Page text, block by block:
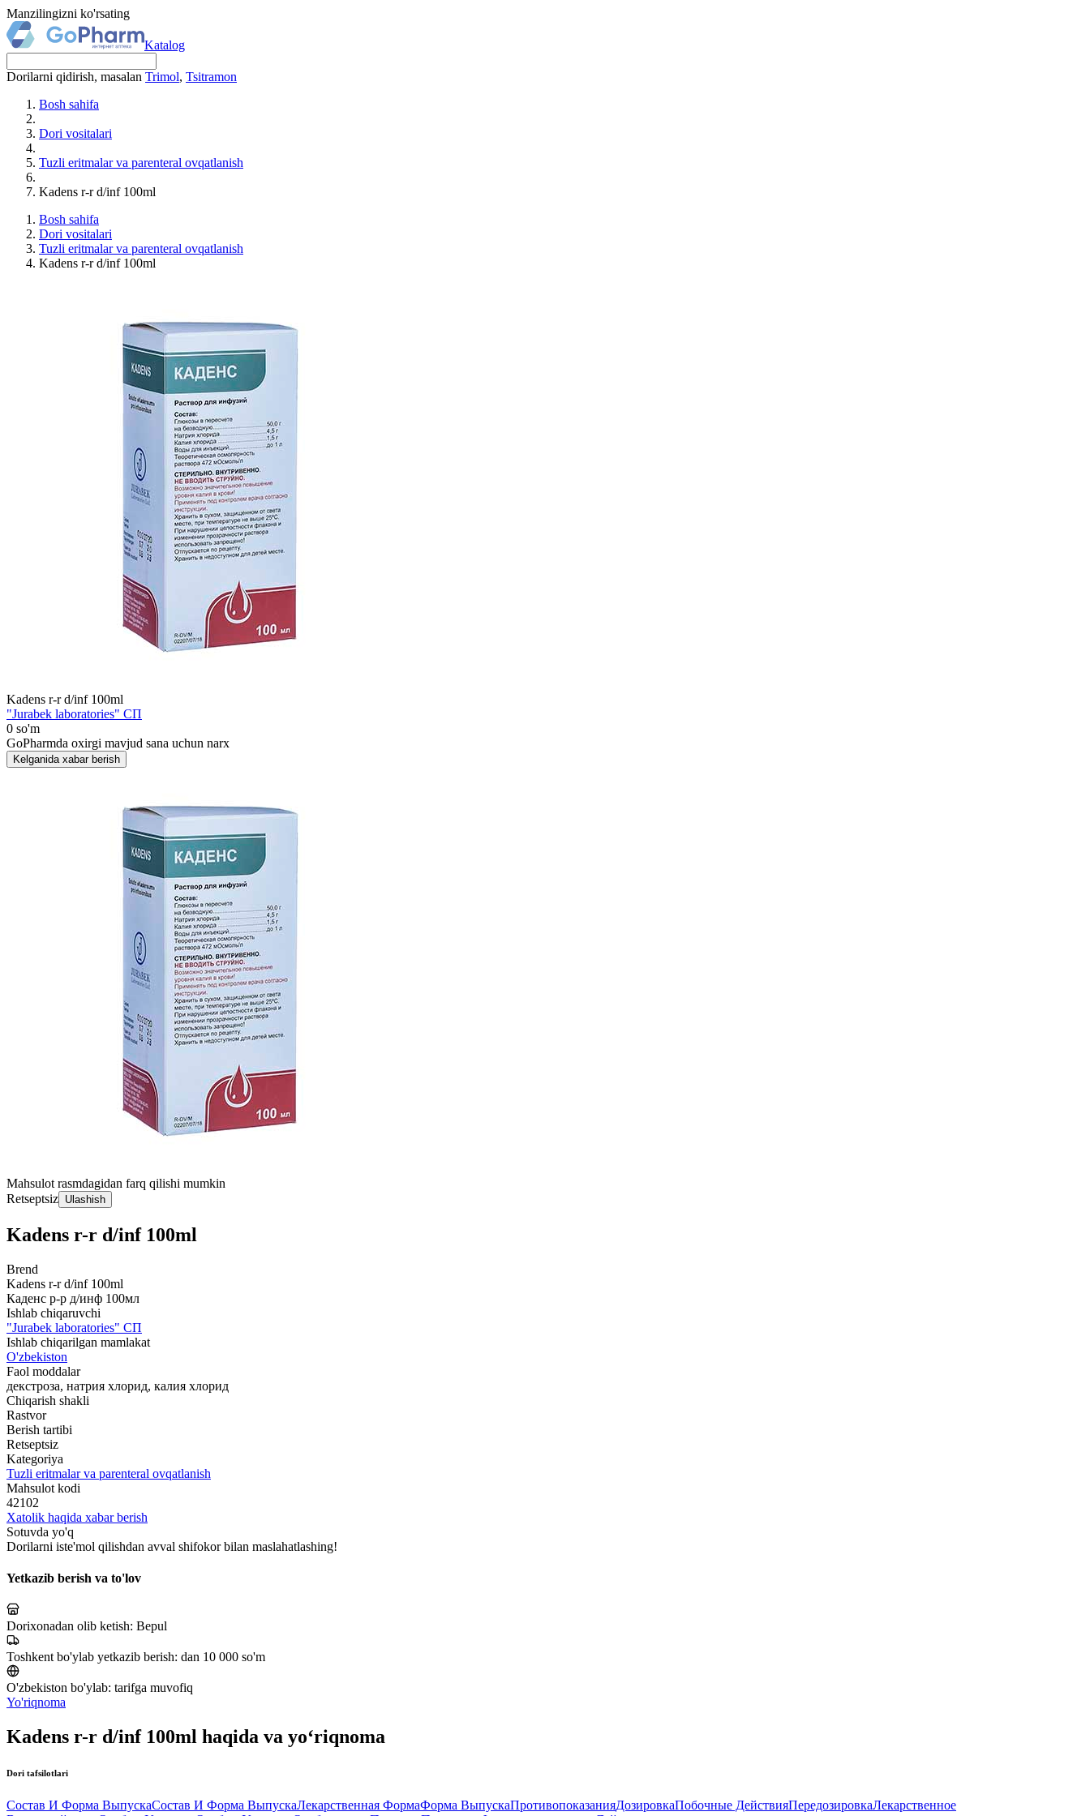
Manzilingizni ko'rsating
Katalog
Dorilarni qidirish, masalan Trimol, Tsitramon
Bosh sahifa
Dori vositalari
Tuzli eritmalar va parenteral ovqatlanish
Kadens r-r d/inf 100ml
Bosh sahifa
Dori vositalari
Tuzli eritmalar va parenteral ovqatlanish
Kadens r-r d/inf 100ml
Kadens r-r d/inf 100ml
"Jurabek laboratories" СП
0 so'm
GoPharmda oxirgi mavjud sana uchun narx
Kelganida xabar berish
Mahsulot rasmdagidan farq qilishi mumkin
Retseptsiz Ulashish
Kadens r-r d/inf 100ml
Brend
Kadens r-r d/inf 100ml
Каденс р-р д/инф 100мл
Ishlab chiqaruvchi
"Jurabek laboratories" СП
Ishlab chiqarilgan mamlakat
O'zbekiston
Faol moddalar
декстроза, натрия хлорид, калия хлорид
Chiqarish shakli
Rastvor
Berish tartibi
Retseptsiz
Kategoriya
Tuzli eritmalar va parenteral ovqatlanish
Mahsulot kodi
42102
Xatolik haqida xabar berish
Sotuvda yo'q
Dorilarni iste'mol qilishdan avval shifokor bilan maslahatlashing!
Yetkazib berish va to'lov
Dorixonadan olib ketish: Bepul
Toshkent bo'ylab yetkazib berish: dan 10 000 so'm
O'zbekiston bo'ylab: tarifga muvofiq
Yo'riqnoma
Kadens r-r d/inf 100ml haqida va yo‘riqnoma
Dori tafsilotlari
Состав И Форма ВыпускаСостав И Форма ВыпускаЛекарственная ФормаФорма ВыпускаПротивопоказанияДозировкаПобочные ДействияПередозировкаЛекарственное